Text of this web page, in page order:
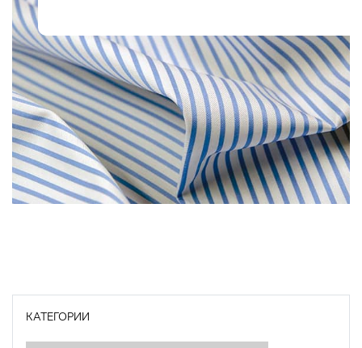
КАТЕГОРИИ